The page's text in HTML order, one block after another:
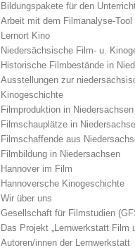
Bildungspakete für den
Arbeit mit dem Filmanalyse-
Lernort Kino
Niedersächsische Film- u.
Historische Filmbestände in
Ausstellungen zur
Kinogeschichte
Filmproduktion in Niedersachsen
Filmschauplätze in
Filmschaffende aus
Filmbildung in Niedersachsen
Hannover im Film
Hannoversche Kinogeschichte
Wir über uns
Gesellschaft für Filmstudien
Das Projekt „Lernwerkstatt Film
Autoren/innen der Lernwerkstatt